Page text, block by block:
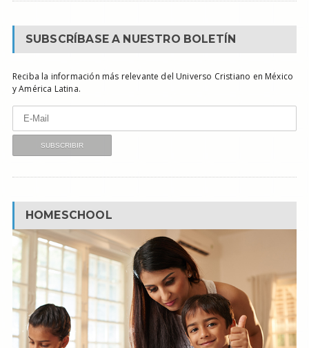
SUBSCRÍBASE A NUESTRO BOLETÍN
Reciba la información más relevante del Universo Cristiano en México
y América Latina.
HOMESCHOOL